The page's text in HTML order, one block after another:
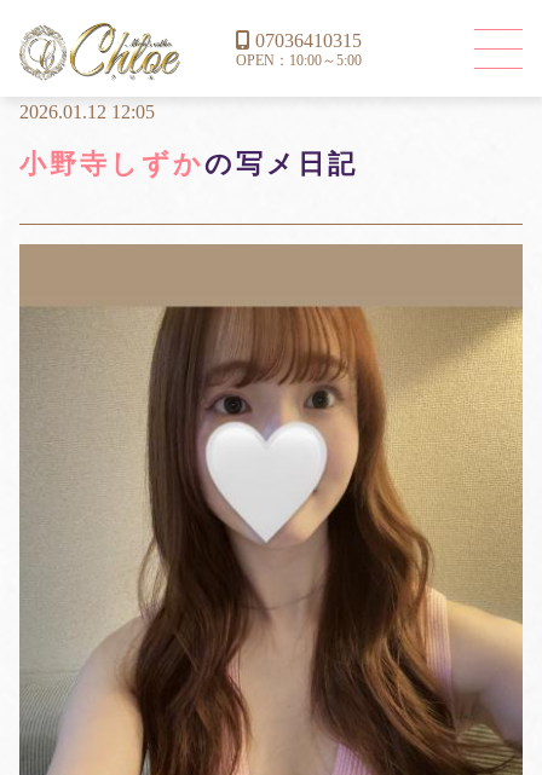
07036410315
OPEN：10:00～5:00
2026.01.12 12:05
小野寺しずかの写メ日記